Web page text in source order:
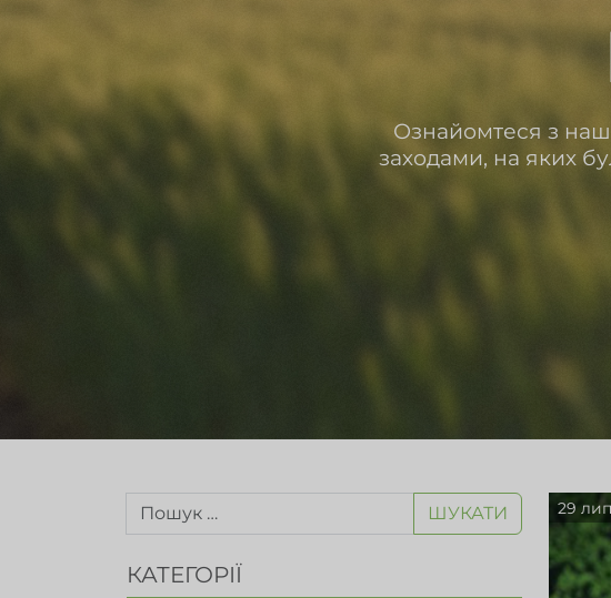
Ознайомтеся з
заходами, на яких
ШУКАТИ
КАТЕГОРІЇ
29